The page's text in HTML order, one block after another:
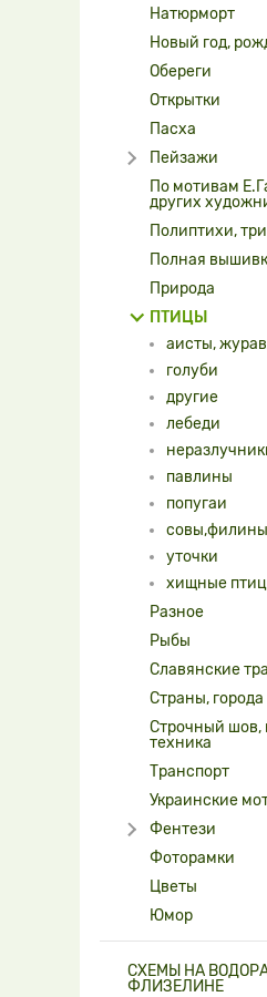
Натюрморт
Новый год,
Обереги
Открытки
Пасха
Пейзажи
По мотивам
других
Полиптихи,
Полная
Природа
ПТИЦЫ
аисты,
голуби
другие
лебеди
павлины
попугаи
совы,филины
уточки
хищные
Разное
Рыбы
Славянские
Страны, города
Строчный шов,
техника
Транспорт
Украинские
Фентези
Фоторамки
Цветы
Юмор
СХЕМЫ НА
ФЛИЗЕЛИНЕ